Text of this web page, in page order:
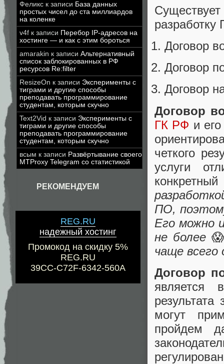
Феликс к записи База данных
простых чисел до ста миллиардов
на коленке
v4f к записи Перебор IP-адресов на
хостинге — и как с этим бороться
amarakin к записи Альтернативный
список заблокированных в РФ
ресурсов Re:filter
ResizeOn к записи Эксперименты с
тиграми и другие способы
преподавать программирование
студентам, которым скучно
Text2Vid к записи Эксперименты с
тиграми и другие способы
преподавать программирование
студентам, которым скучно
всым к записи Развёртывание своего
MTProxy Telegram со статистикой
РЕКОМЕНДУЕМ
REG.RU
надежный хостинг
Промокод на скидку 5%
REG.RU
39CC-C72F-6342-560A
разработку
Договор
Договор
Договор
Договор
ГК РФ и
четкого
услуги
ПО,
Его можно
не более
чаще
Договор
является
могут
пройдем